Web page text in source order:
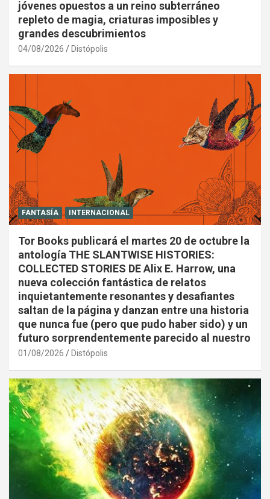
jóvenes opuestos a un reino subterráneo
repleto de magia, criaturas imposibles y
grandes descubrimientos
04/08/2026 Distópolis
FANTASÍA INTERNACIONAL
Tor Books publicará el martes 20 de octubre la
antología THE SLANTWISE HISTORIES:
COLLECTED STORIES DE Alix E. Harrow, una
nueva colección fantástica de relatos
inquietantemente resonantes y desafiantes
saltan de la página y danzan entre una historia
que nunca fue (pero que pudo haber sido) y un
futuro sorprendentemente parecido al nuestro
01/08/2026 Distópolis